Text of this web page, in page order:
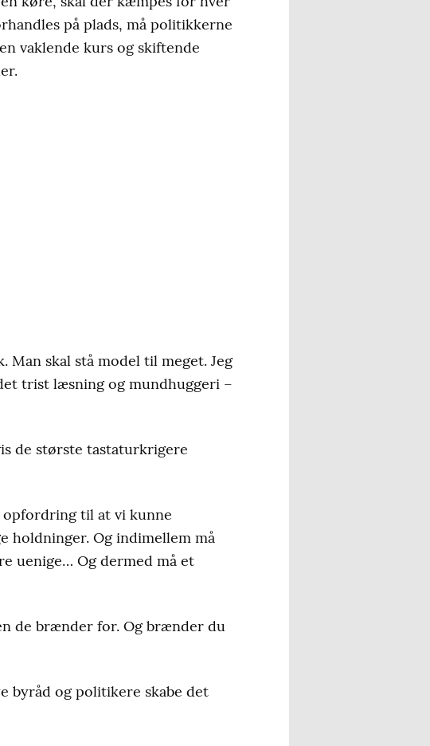
på plads, må politikkerne
vaklende kurs og skiftende
skal stå model til meget. Jeg
trist læsning og mundhuggeri –
de største tastaturkrigere
til at vi kunne
holdninger. Og indimellem må
uenige… Og dermed må et
de brænder for. Og brænder du
byråd og politikere skabe det